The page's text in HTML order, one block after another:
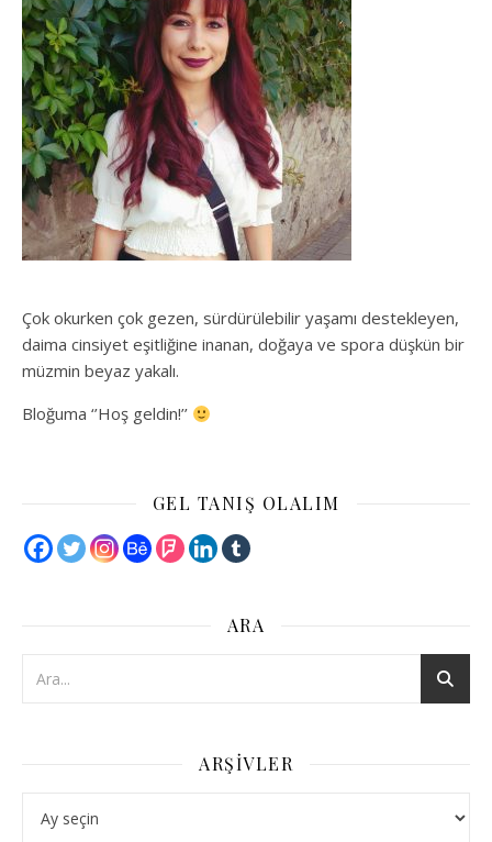
Çok okurken çok gezen, sürdürülebilir yaşamı destekleyen,
daima cinsiyet eşitliğine inanan, doğaya ve spora düşkün bir
müzmin beyaz yakalı.
Bloğuma ‘’Hoş geldin!’’
GEL TANIŞ OLALIM
ARA
ARŞIVLER